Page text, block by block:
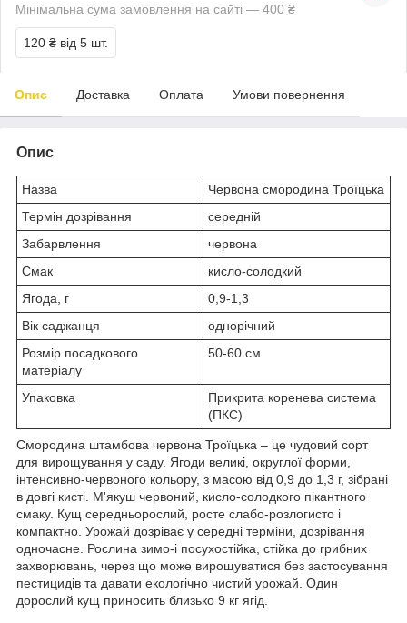
Мінімальна сума замовлення на сайті — 400 ₴
120 ₴ від 5 шт.
Опис Доставка Оплата Умови повернення
Опис
Назва
Червона смородина Троїцька
Термін дозрівання
середній
Забарвлення
червона
Смак
кисло-солодкий
Ягода, г
0,9-1,3
Вік саджанця
однорічний
Розмір посадкового
матеріалу
50-60 см
Упаковка
Прикрита коренева система
(ПКС)
Смородина штамбова червона Троїцька – це чудовий сорт
для вирощування у саду. Ягоди великі, округлої форми,
інтенсивно-червоного кольору, з масою від 0,9 до 1,3 г, зібрані
в довгі кисті. М'якуш червоний, кисло-солодкого пікантного
смаку. Кущ середньорослий, росте слабо-розлогисто і
компактно. Урожай дозріває у середні терміни, дозрівання
одночасне. Рослина зимо-і посухостійка, стійка до грибних
захворювань, через що може вирощуватися без застосування
пестицидів та давати екологічно чистий урожай. Один
дорослий кущ приносить близько 9 кг ягід.